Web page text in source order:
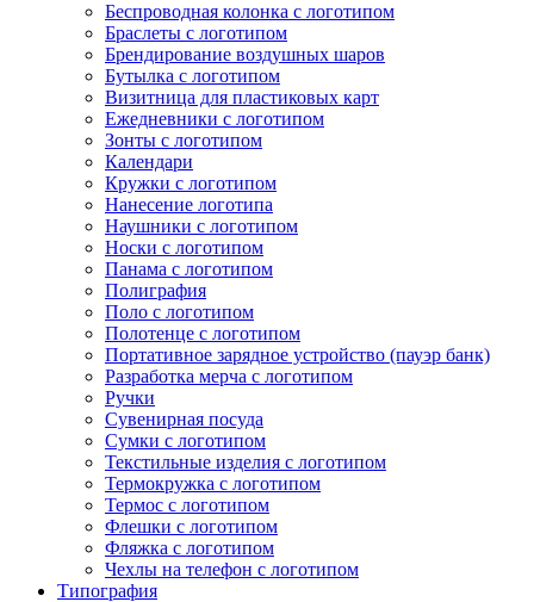
Беспроводная колонка с логотипом
Браслеты с логотипом
Брендирование воздушных шаров
Бутылка с логотипом
Визитница для пластиковых карт
Ежедневники с логотипом
Зонты с логотипом
Календари
Кружки с логотипом
Нанесение логотипа
Наушники с логотипом
Носки с логотипом
Панама с логотипом
Полиграфия
Поло с логотипом
Полотенце с логотипом
Портативное зарядное устройство (пауэр банк)
Разработка мерча с логотипом
Ручки
Сувенирная посуда
Сумки с логотипом
Текстильные изделия с логотипом
Термокружка с логотипом
Термос с логотипом
Флешки с логотипом
Фляжка с логотипом
Чехлы на телефон с логотипом
Типография